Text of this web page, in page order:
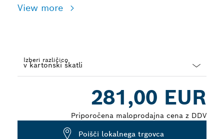
View more
Izberi različico
281,00 EUR
Priporočena maloprodajna cena z DDV
Poišči lokalnega trgovca